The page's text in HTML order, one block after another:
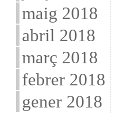
maig 2018
abril 2018
març 2018
febrer 2018
gener 2018